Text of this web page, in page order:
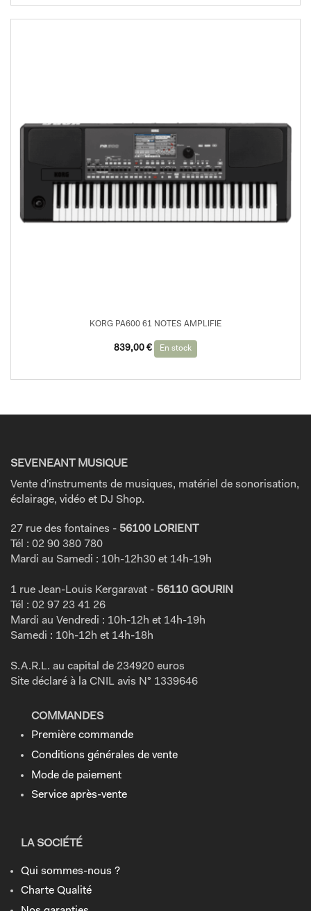
KORG PA600 61 NOTES AMPLIFIE
839,00 € En stock
SEVENEANT MUSIQUE
Vente d'instruments de musiques, matériel de sonorisation,
éclairage, vidéo et DJ Shop.
27 rue des fontaines - 56100 LORIENT
Tél : 02 90 380 780
Mardi au Samedi : 10h-12h30 et 14h-19h
1 rue Jean-Louis Kergaravat - 56110 GOURIN
Tél : 02 97 23 41 26
Mardi au Vendredi : 10h-12h et 14h-19h
Samedi : 10h-12h et 14h-18h
S.A.R.L. au capital de 234920 euros
Site déclaré à la CNIL avis N° 1339646
COMMANDES
Première commande
Conditions générales de vente
Mode de paiement
Service après-vente
LA SOCIÉTÉ
Qui sommes-nous ?
Charte Qualité